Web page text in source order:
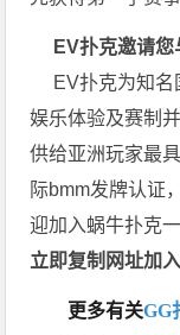
EV扑克邀请您
EV扑克为知名
娱乐体验及赛制
供给亚洲玩家最
际bmm发牌认证
迎加入蜗牛扑克
立即复制网址加
更多有关GG